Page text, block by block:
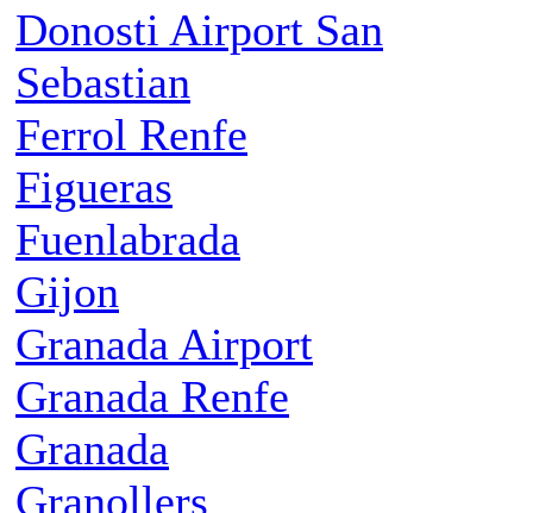
Donosti Airport San
Sebastian
Ferrol Renfe
Figueras
Fuenlabrada
Gijon
Granada Airport
Granada Renfe
Granada
Granollers